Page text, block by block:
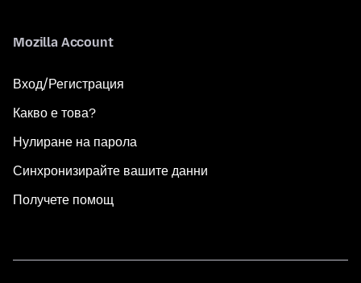
Mozilla Account
Вход/Регистрация
Какво е това?
Нулиране на парола
Синхронизирайте вашите данни
Получете помощ